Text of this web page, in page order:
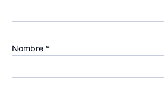
Nombre *